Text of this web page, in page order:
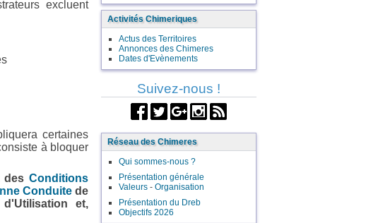
excluent
certaines
à bloquer
desConditions
Conduite de
et,
Activités Chimeriques
Actus des Territoires
Annonces des Chimeres
Dates d'Evènements
Suivez-nous !
Réseau des Chimeres
Qui sommes-nous ?
Présentation générale
Valeurs - Organisation
Présentation du Dreb
Objectifs 2026